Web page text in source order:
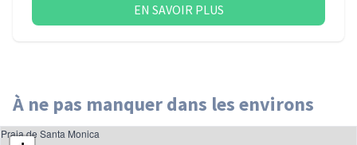
EN SAVOIR PLUS
À ne pas manquer dans les environs
Praia de Santa Monica